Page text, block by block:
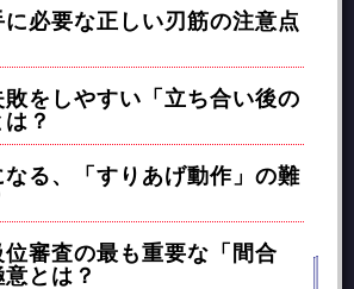
必要な正しい刃筋の注意点
をしやすい「立ち合い後の
？
なる、「すりあげ動作」の難
位審査の最も重要な「間合
とは？